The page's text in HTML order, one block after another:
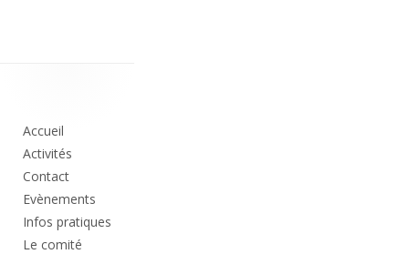
principale
Accueil
Activités
Contact
Evènements
Infos pratiques
Le comité